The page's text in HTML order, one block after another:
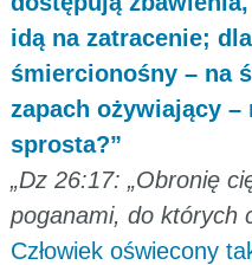
idą na zatracenie;
śmiercionośny – na
zapach ożywiający –
sprosta?”
„Dz 26:17: „Obronię
poganami, do których
Człowiek oświecony